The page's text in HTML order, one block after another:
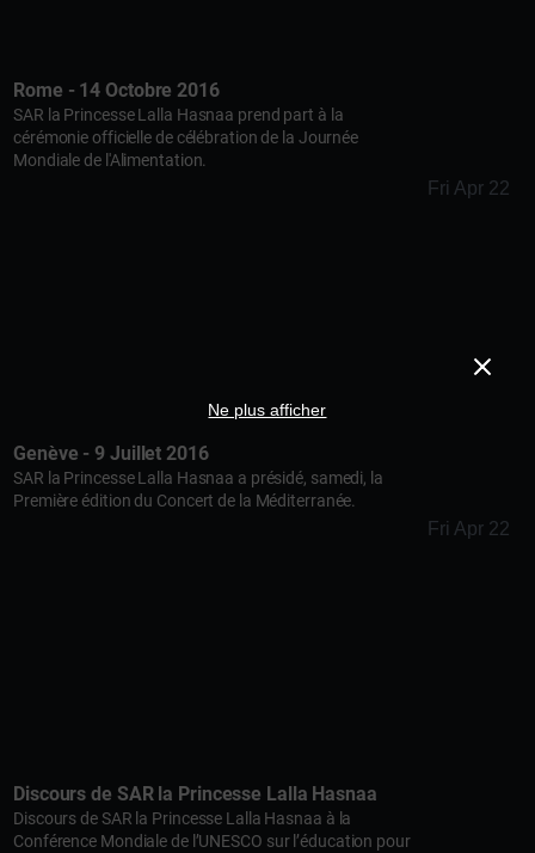
Ne plus afficher
Rome - 14 Octobre 2016
SAR la Princesse Lalla Hasnaa prend part à la
cérémonie officielle de célébration de la Journée
Mondiale de l'Alimentation.
Fri Apr 22
Genève - 9 Juillet 2016
SAR la Princesse Lalla Hasnaa a présidé, samedi, la
Première édition du Concert de la Méditerranée.
Fri Apr 22
Discours de SAR la Princesse Lalla Hasnaa
Discours de SAR la Princesse Lalla Hasnaa à la
Conférence Mondiale de l’UNESCO sur l’éducation pour